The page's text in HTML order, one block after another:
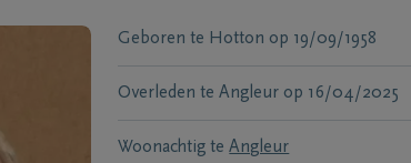
Geboren te Hotton op 19/09/1958
Overleden te Angleur op 16/04/2025
Woonachtig te Angleur